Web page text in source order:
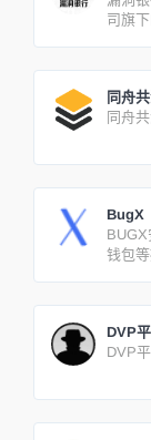
司旗
同舟
同舟
BugX
BUGX
钱包
DVP
DVP